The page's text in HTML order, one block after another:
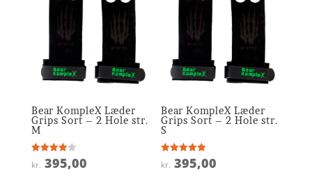
Bear KompleX Læder
Grips Sort – 2 Hole str.
M
Vurderet
4
kr. 395,00
Bear KompleX Læder
Grips Sort – 2 Hole str.
S
Vurderet
5
kr. 395,00